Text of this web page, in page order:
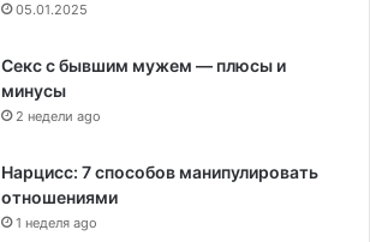
05.01.2025
Секс с бывшим мужем — плюсы и
минусы
2 недели ago
Нарцисс: 7 способов манипулировать
отношениями
1 неделя ago